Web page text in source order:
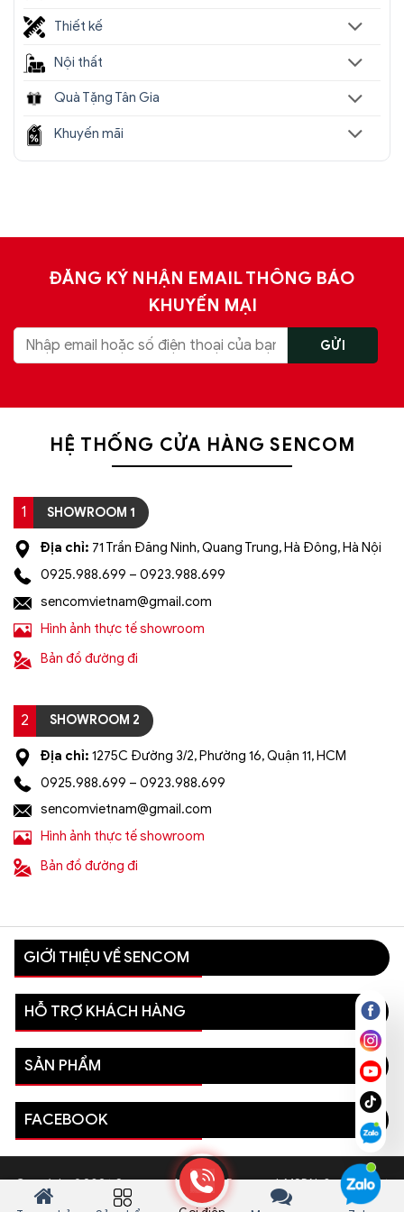
Thiết kế
Nội thất
Quà Tặng Tân Gia
Khuyến mãi
ĐĂNG KÝ NHẬN EMAIL THÔNG BÁO
KHUYẾN MẠI
HỆ THỐNG CỬA HÀNG SENCOM
1 SHOWROOM 1
Địa chỉ: 71 Trần Đăng Ninh, Quang Trung, Hà Đông, Hà Nội
0925.988.699 – 0923.988.699
sencomvietnam@gmail.com
Hình ảnh thực tế showroom
Bản đồ đường đi
2 SHOWROOM 2
Địa chỉ: 1275C Đường 3/2, Phường 16, Quận 11, HCM
0925.988.699 – 0923.988.699
sencomvietnam@gmail.com
Hình ảnh thực tế showroom
Bản đồ đường đi
GIỚI THIỆU VỀ SENCOM
HỖ TRỢ KHÁCH HÀNG
SẢN PHẨM
FACEBOOK
Copyright © 2026 Sencom - All Rights Reserved. MSDN: 0110081996
- Sở Kế hoạch và Đầu tư Thành phố Hà Nội cấp ngày 03/08/2022